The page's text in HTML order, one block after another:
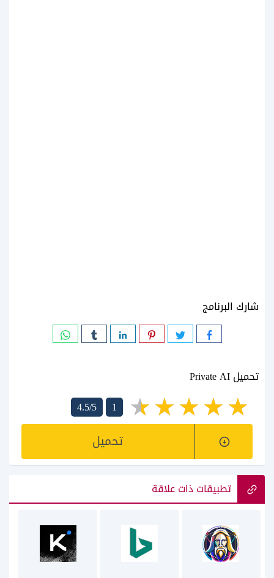
شارك البرنامج
تحميل Private AI
4.5/5
1
تحميل
تطبيقات ذات علاقة